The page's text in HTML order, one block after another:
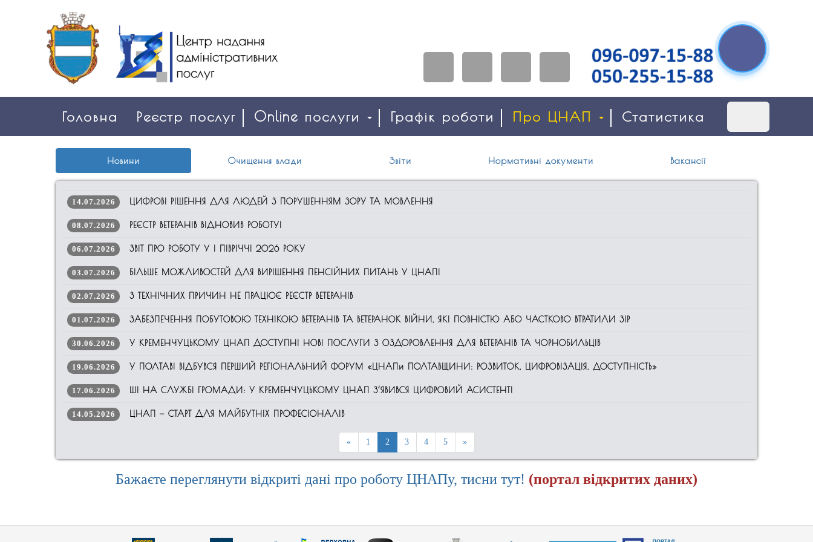
Головна Реєстр послуг Online послуги Графік роботи Про ЦНАП Статистика
Новини Очищення влади Звіти Нормативні документи Вакансії
14.07.2026 ЦИФРОВІ РІШЕННЯ ДЛЯ ЛЮДЕЙ З ПОРУШЕННЯМ ЗОРУ ТА МОВЛЕННЯ
08.07.2026 РЕЄСТР ВЕТЕРАНІВ ВІДНОВИВ РОБОТУ!
06.07.2026 ЗВІТ ПРО РОБОТУ У І ПІВРІЧЧІ 2026 РОКУ
03.07.2026 БІЛЬШЕ МОЖЛИВОСТЕЙ ДЛЯ ВИРІШЕННЯ ПЕНСІЙНИХ ПИТАНЬ У ЦНАП!
02.07.2026 З ТЕХНІЧНИХ ПРИЧИН НЕ ПРАЦЮЄ РЕЄСТР ВЕТЕРАНІВ
01.07.2026 ЗАБЕЗПЕЧЕННЯ ПОБУТОВОЮ ТЕХНІКОЮ ВЕТЕРАНІВ ТА ВЕТЕРАНОК ВІЙНИ, ЯКІ ПОВНІСТЮ АБО ЧАСТКОВО ВТРАТИЛИ ЗІР
30.06.2026 У КРЕМЕНЧУЦЬКОМУ ЦНАП ДОСТУПНІ НОВІ ПОСЛУГИ З ОЗДОРОВЛЕННЯ ДЛЯ ВЕТЕРАНІВ ТА ЧОРНОБИЛЬЦІВ
19.06.2026 У ПОЛТАВІ ВІДБУВСЯ ПЕРШИЙ РЕГІОНАЛЬНИЙ ФОРУМ «ЦНАПи ПОЛТАВЩИНИ: РОЗВИТОК, ЦИФРОВІЗАЦІЯ, ДОСТУПНІСТЬ»
17.06.2026 ШІ НА СЛУЖБІ ГРОМАДИ: У КРЕМЕНЧУЦЬКОМУ ЦНАП З’ЯВИВСЯ ЦИФРОВИЙ АСИСТЕНТ!
14.05.2026 ЦНАП — СТАРТ ДЛЯ МАЙБУТНІХ ПРОФЕСІОНАЛІВ
« 1 2 3 4 5 »
Бажаєте переглянути відкриті дані про роботу ЦНАПу, тисни тут! (портал відкритих даних)